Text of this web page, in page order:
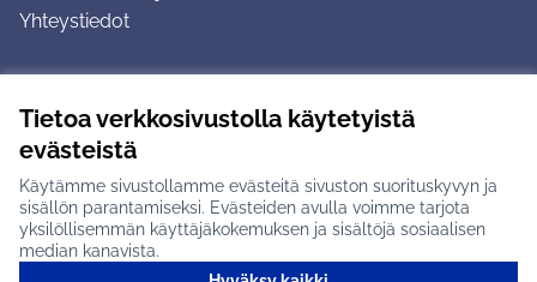
Tietoa verkkosivustolla käytetyistä
evästeistä
Käytämme sivustollamme evästeitä sivuston suorituskyvyn ja
sisällön parantamiseksi. Evästeiden avulla voimme tarjota
yksilöllisemmän käyttäjäkokemuksen ja sisältöjä sosiaalisen
median kanavista.
Yhteystiedot
Ohjeet kirjautumiseen
Ohjeet kommentin jättämiseen